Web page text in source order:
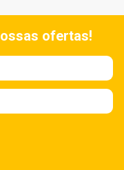
ofertas!